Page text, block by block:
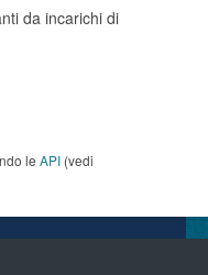
da incarichi di
le API (vedi